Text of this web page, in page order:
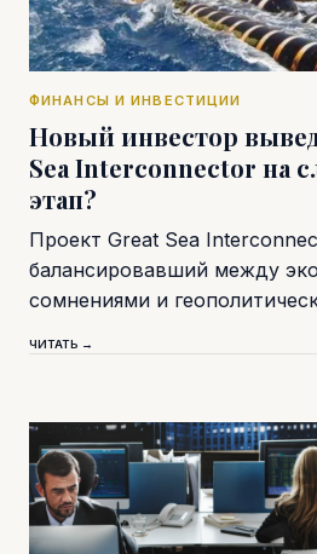
ФИНАНСЫ И ИНВЕСТИЦИИ
Новый инвестор
Sea Interconnector на
этап?
Проект Great Sea
балансировавший между
сомнениями и
ЧИТАТЬ →